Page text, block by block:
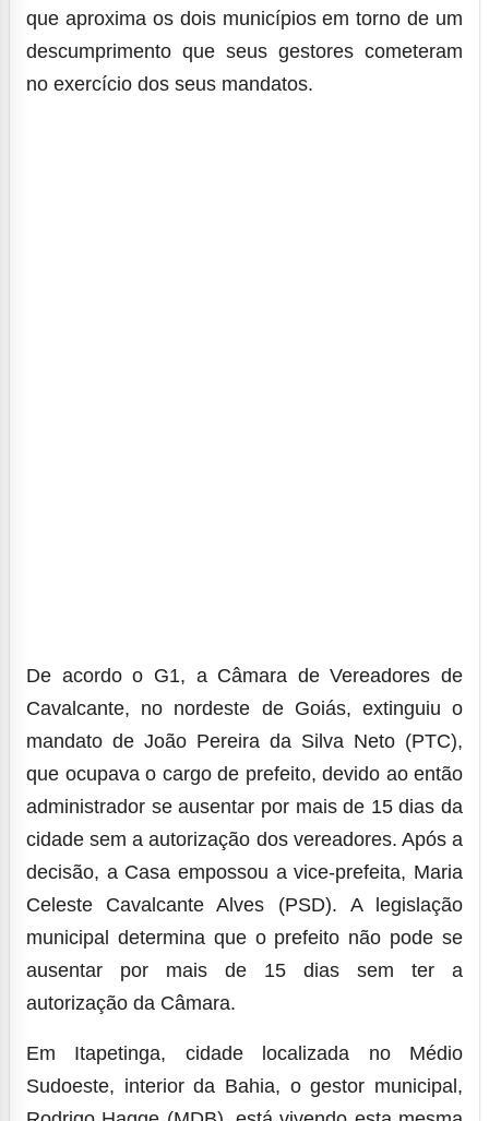
que aproxima os dois municípios em torno de um
descumprimento que seus gestores cometeram
no exercício dos seus mandatos.
De acordo o G1, a Câmara de Vereadores de
Cavalcante, no nordeste de Goiás, extinguiu o
mandato de João Pereira da Silva Neto (PTC),
que ocupava o cargo de prefeito, devido ao então
administrador se ausentar por mais de 15 dias da
cidade sem a autorização dos vereadores. Após a
decisão, a Casa empossou a vice-prefeita, Maria
Celeste Cavalcante Alves (PSD). A legislação
municipal determina que o prefeito não pode se
ausentar por mais de 15 dias sem ter a
autorização da Câmara.
Em Itapetinga, cidade localizada no Médio
Sudoeste, interior da Bahia, o gestor municipal,